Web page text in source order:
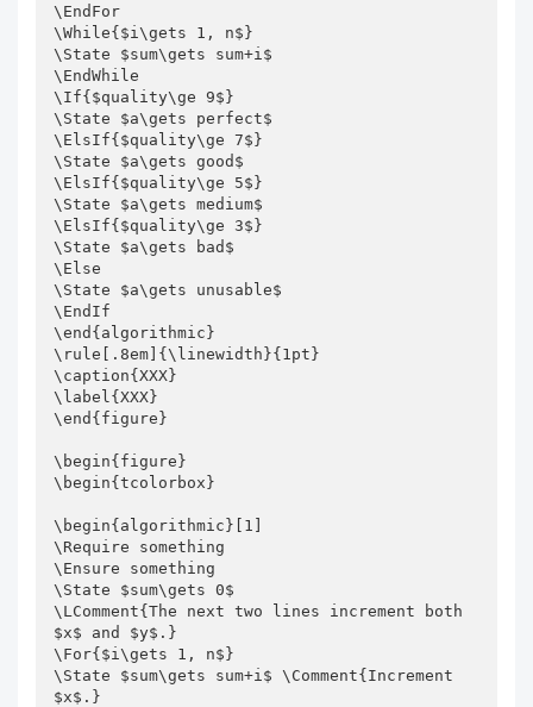
\EndFor
\While{$i\gets 1, n$}
\State $sum\gets sum+i$
\EndWhile
\If{$quality\ge 9$}
\State $a\gets perfect$
\ElsIf{$quality\ge 7$}
\State $a\gets good$
\ElsIf{$quality\ge 5$}
\State $a\gets medium$
\ElsIf{$quality\ge 3$}
\State $a\gets bad$
\Else
\State $a\gets unusable$
\EndIf
\end{algorithmic}
\rule[.8em]{\linewidth}{1pt}
\caption{XXX}
\label{XXX}
\end{figure}
\begin{figure}
\begin{tcolorbox}
\begin{algorithmic}[1]
\Require something
\Ensure something
\State $sum\gets 0$
\LComment{The next two lines increment both
$x$ and $y$.}
\For{$i\gets 1, n$}
\State $sum\gets sum+i$ \Comment{Increment
$x$.}